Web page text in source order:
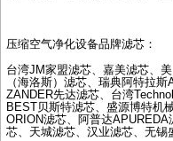
压缩空气净化设备品牌滤芯：
台湾JM家盟滤芯、嘉美滤芯、美
（海洛斯）滤芯、瑞典阿特拉斯
ZANDER先达滤芯、台湾
BEST贝斯特滤芯、盛源博特机
ORION滤芯、阿普达APUREDA
芯、天城滤芯、汉业滤芯、无